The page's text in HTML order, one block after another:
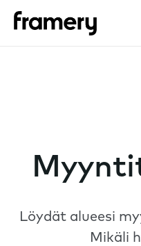
Löydät alueesi
Mikäli